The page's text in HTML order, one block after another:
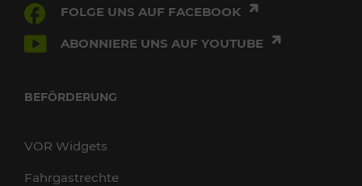
FOLGE UNS AUF FACEBOOK
ABONNIERE UNS AUF YOUTUBE
BEFÖRDERUNG
VOR Widgets
Fahrgastrechte